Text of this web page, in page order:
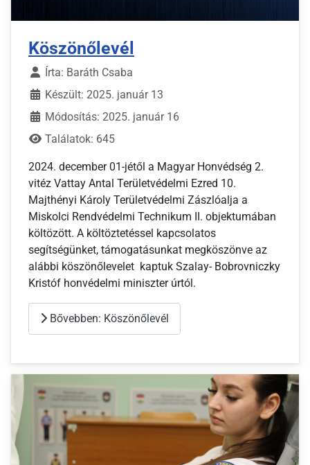
Köszönőlevél
Írta: Baráth Csaba
Készült: 2025. január 13
Módosítás: 2025. január 16
Találatok: 645
2024. december 01-jétől a Magyar Honvédség 2.
vitéz Vattay Antal Területvédelmi Ezred 10.
Majthényi Károly Területvédelmi Zászlóalja a
Miskolci Rendvédelmi Technikum II. objektumában
költözött. A költöztetéssel kapcsolatos
segítségünket, támogatásunkat megköszönve az
alábbi köszönőlevelet kaptuk Szalay- Bobrovniczky
Kristóf honvédelmi miniszter úrtól.
Bővebben: Köszönőlevél